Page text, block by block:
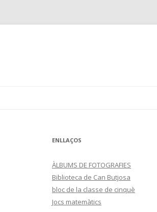
ENLLAÇOS
ÀLBUMS DE FOTOGRAFIES
Biblioteca de Can Butjosa
bloc de la classe de cinquè
Jocs matemàtics